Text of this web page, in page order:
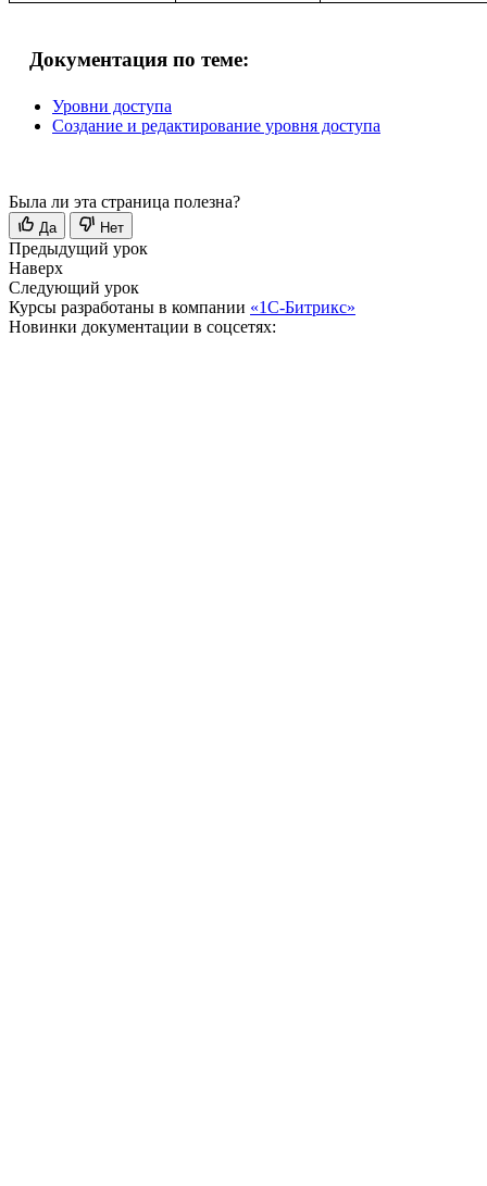
Документация по теме:
Уровни доступа
Создание и редактирование уровня доступа
Была ли эта страница полезна?
Да Нет
Предыдущий урок
Наверх
Следующий урок
Курсы разработаны в компании «1С-Битрикс»
Новинки документации в соцсетях: